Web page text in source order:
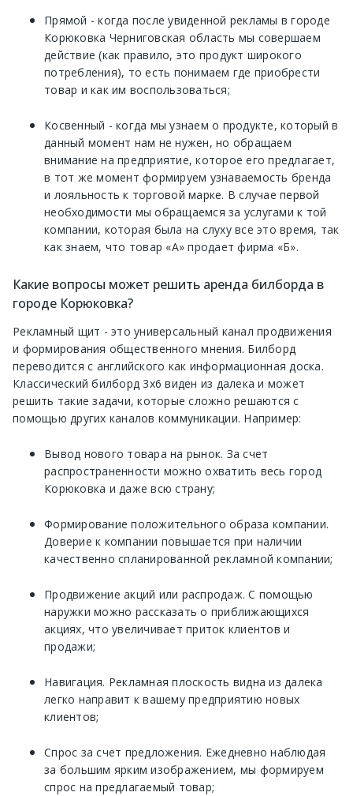
Прямой - когда после увиденной рекламы в городе
Корюковка Черниговская область мы совершаем
действие (как правило, это продукт широкого
потребления), то есть понимаем где приобрести
товар и как им воспользоваться;
Косвенный - когда мы узнаем о продукте, который в
данный момент нам не нужен, но обращаем
внимание на предприятие, которое его предлагает,
в тот же момент формируем узнаваемость бренда
и лояльность к торговой марке. В случае первой
необходимости мы обращаемся за услугами к той
компании, которая была на слуху все это время, так
как знаем, что товар «А» продает фирма «Б».
Какие вопросы может решить аренда билборда в
городе Корюковка?
Рекламный щит - это универсальный канал продвижения
и формирования общественного мнения. Билборд
переводится с английского как информационная доска.
Классический билборд 3х6 виден из далека и может
решить такие задачи, которые сложно решаются с
помощью других каналов коммуникации. Например:
Вывод нового товара на рынок. За счет
распространенности можно охватить весь город
Корюковка и даже всю страну;
Формирование положительного образа компании.
Доверие к компании повышается при наличии
качественно спланированной рекламной компании;
Продвижение акций или распродаж. С помощью
наружки можно рассказать о приближающихся
акциях, что увеличивает приток клиентов и
продажи;
Навигация. Рекламная плоскость видна из далека
легко направит к вашему предприятию новых
клиентов;
Спрос за счет предложения. Ежедневно наблюдая
за большим ярким изображением, мы формируем
спрос на предлагаемый товар;